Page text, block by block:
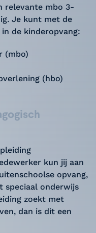
relevante mbo 3-
Je kunt met de
in de kinderopvang:
(mbo)
(hbo)
kun jij aan
opvang,
speciaal onderwijs
zoekt met
dan is dit een